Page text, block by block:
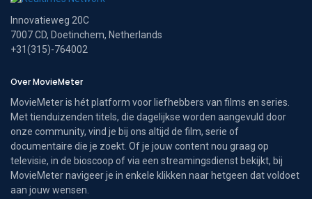
Innovatieweg 20C
7007 CD, Doetinchem, Netherlands
+31(315)-764002
Over MovieMeter
MovieMeter is hét platform voor liefhebbers van films en series.
Met tienduizenden titels, die dagelijkse worden aangevuld door
onze community, vind je bij ons altijd de film, serie of
documentaire die je zoekt. Of je jouw content nou graag op
televisie, in de bioscoop of via een streamingsdienst bekijkt, bij
MovieMeter navigeer je in enkele klikken naar hetgeen dat voldoet
aan jouw wensen.